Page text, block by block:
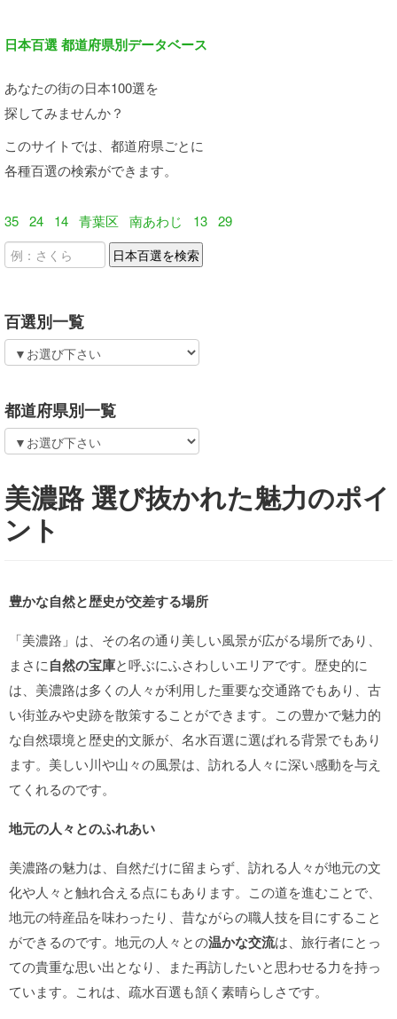
日本百選 都道府県別データベース
あなたの街の日本100選を
探してみませんか？
このサイトでは、都道府県ごとに
各種百選の検索ができます。
35 24 14 青葉区 南あわじ 13 29
百選別一覧
都道府県別一覧
美濃路 選び抜かれた魅力のポイ
ント
豊かな自然と歴史が交差する場所
「美濃路」は、その名の通り美しい風景が広がる場所であり、
まさに自然の宝庫と呼ぶにふさわしいエリアです。歴史的に
は、美濃路は多くの人々が利用した重要な交通路でもあり、古
い街並みや史跡を散策することができます。この豊かで魅力的
な自然環境と歴史的文脈が、名水百選に選ばれる背景でもあり
ます。美しい川や山々の風景は、訪れる人々に深い感動を与え
てくれるのです。
地元の人々とのふれあい
美濃路の魅力は、自然だけに留まらず、訪れる人々が地元の文
化や人々と触れ合える点にもあります。この道を進むことで、
地元の特産品を味わったり、昔ながらの職人技を目にすること
ができるのです。地元の人々との温かな交流は、旅行者にとっ
ての貴重な思い出となり、また再訪したいと思わせる力を持っ
ています。これは、疏水百選も頷く素晴らしさです。